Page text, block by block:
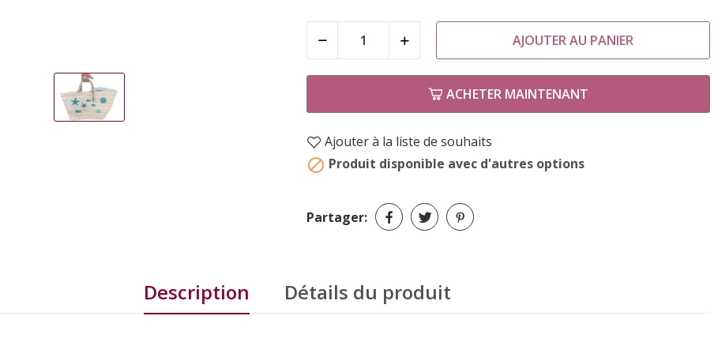
AJOUTER AU PANIER
ACHETER MAINTENANT
Ajouter à la liste de souhaits
 Produit disponible avec d'autres options
Partager:
Description Détails du produit